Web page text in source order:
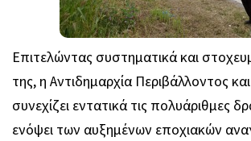
Επιτελώντας συστηματικά και
της, η Αντιδημαρχία Περιβάλλοντος
συνεχίζει εντατικά τις πολυάριθμες
ενόψει των αυξημένων εποχιακών